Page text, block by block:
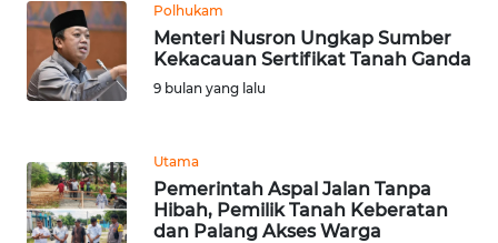
Polhukam
Menteri Nusron Ungkap Sumber
Kekacauan Sertifikat Tanah Ganda
9 bulan yang lalu
Utama
Pemerintah Aspal Jalan Tanpa
Hibah, Pemilik Tanah Keberatan
dan Palang Akses Warga
WN
MALUT
WN
WN
DANAU
TOBA